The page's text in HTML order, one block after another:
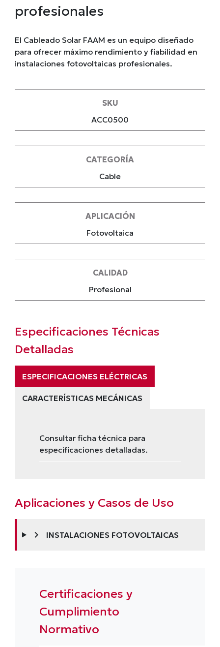
profesionales
El Cableado Solar FAAM es un equipo diseñado
para ofrecer máximo rendimiento y fiabilidad en
instalaciones fotovoltaicas profesionales.
SKU
ACC0500
CATEGORÍA
Cable
APLICACIÓN
Fotovoltaica
CALIDAD
Profesional
Especificaciones Técnicas
Detalladas
ESPECIFICACIONES ELÉCTRICAS
CARACTERÍSTICAS MECÁNICAS
Consultar ficha técnica para
especificaciones detalladas.
Aplicaciones y Casos de Uso
chevron_right INSTALACIONES FOTOVOLTAICAS
Certificaciones y
Cumplimiento
Normativo